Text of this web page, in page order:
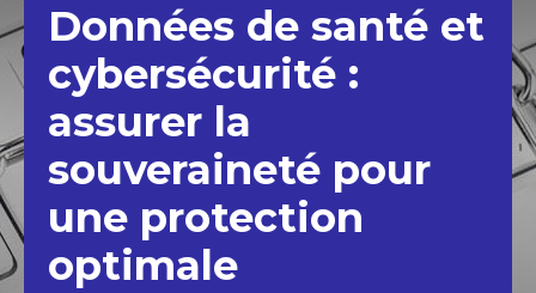
Données de santé et
cybersécurité :
assurer la
souveraineté pour
une protection
optimale